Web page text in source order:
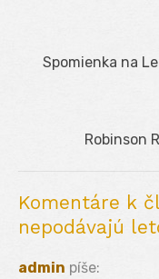
Navigácia
Previous
Spomienka na
Next
Robinson
Komentáre k
nepodávajú
admin píše: